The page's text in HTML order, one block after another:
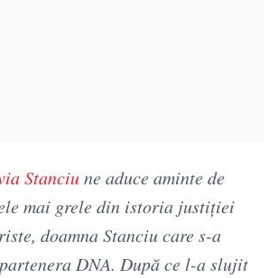
Stanciune aduce aminte de
mai grele din istoria justiției
doamna Stanciu care s-a
DNA. După ce l-a slujit